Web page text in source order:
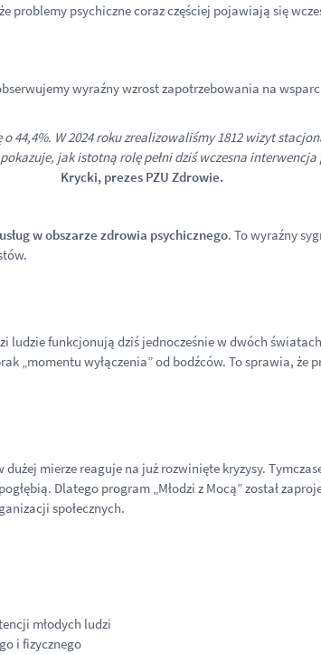
problemy psychiczne coraz częściej pojawiają się
wyraźny wzrost zapotrzebowania na
44,4%. W 2024 roku zrealizowaliśmy 1812 wizyt
jak istotną rolę pełni dziś wczesna
Krycki, prezes PZU Zdrowie.
w obszarze zdrowia psychicznego. To wyraźny
ludzie funkcjonują dziś jednocześnie w dwóch
„momentu wyłączenia” od bodźców. To sprawia,
mierze reaguje na już rozwinięte kryzysy.
Dlatego program „Młodzi z Mocą” został
społecznych.
młodych ludzi
i fizycznego